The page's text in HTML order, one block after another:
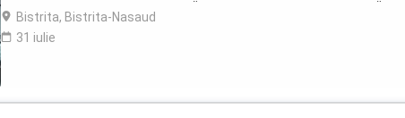
Display-ul Defect. Se vede în POZĂ Este testată și FUNCȚIONEAZĂ ...
Bistrita, Bistrita-Nasaud
31 iulie